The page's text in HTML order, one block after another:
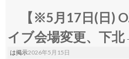
【※5月17日(日)
イブ会場変更、下北
は掲示2026年5月15日